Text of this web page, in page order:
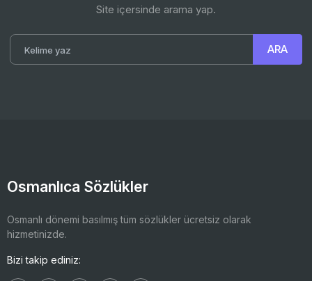
Site içersinde arama yap.
Osmanlıca Sözlükler
Osmanlı dönemi basılmış tüm sözlükler ücretsiz olarak
hizmetinizde.
Bizi takip ediniz: